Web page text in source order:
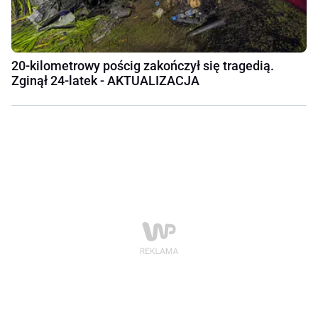
20-kilometrowy pościg zakończył się tragedią.
Zginął 24-latek - AKTUALIZACJA